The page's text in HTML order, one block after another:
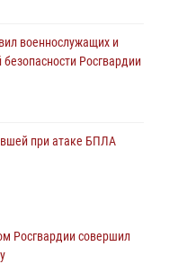
военнослужащих и
Росгвардии
при атаке БПЛА
Росгвардии совершил